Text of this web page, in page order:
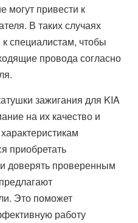
могут привести к
В таких случаях
специалистам, чтобы
провода согласно
зажигания для KIA
на их качество и
приобретать
доверять проверенным
Это поможет
работу